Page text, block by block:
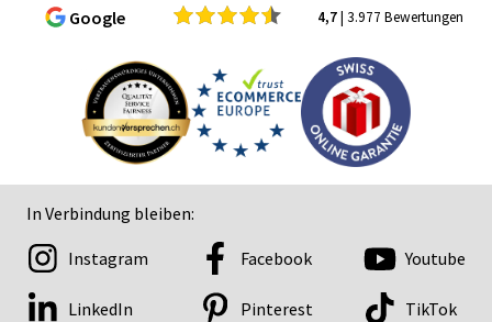
Google 4,7| 3.977 Bewertungen
In Verbindung bleiben:
Instagram Facebook Youtube
LinkedIn Pinterest TikTok